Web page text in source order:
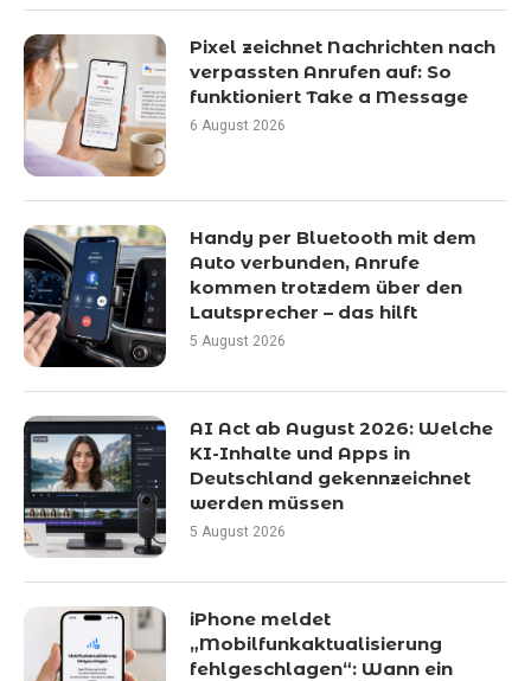
Pixel zeichnet Nachrichten nach
verpassten Anrufen auf: So
funktioniert Take a Message
6 August 2026
Handy per Bluetooth mit dem
Auto verbunden, Anrufe
kommen trotzdem über den
Lautsprecher – das hilft
5 August 2026
AI Act ab August 2026: Welche
KI-Inhalte und Apps in
Deutschland gekennzeichnet
werden müssen
5 August 2026
iPhone meldet
„Mobilfunkaktualisierung
fehlgeschlagen“: Wann ein